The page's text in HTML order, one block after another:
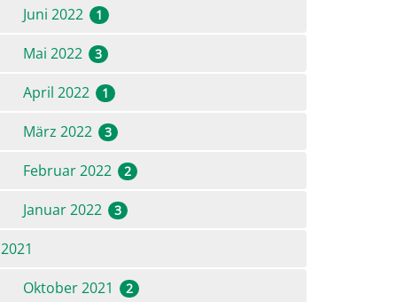
Juni 2022 1
Mai 2022 3
April 2022 1
März 2022 3
Februar 2022 2
Januar 2022 3
2021
Oktober 2021
2